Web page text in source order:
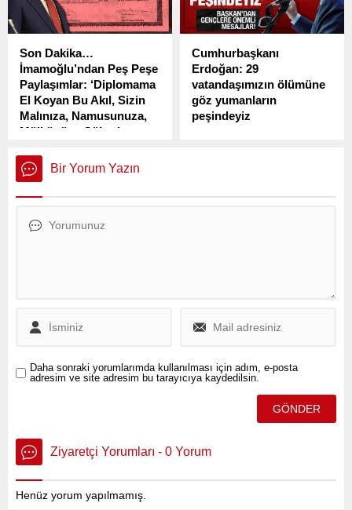
gözaltı uygulamaları,
Türkiye’deki temel haklar ve
tartışma başlattı.
çeken bir adım attı. Lüks
yaşamıyla gündemden
8 lüks aracının, aralarında
Ferrari’nin de bulunduğu
araçların iadesi için
mahkemeye başvurdu.
Son Dakika…
İmamoğlu’ndan Peş Peşe
Paylaşımlar: ‘Diplomama
El Koyan Bu Akıl, Sizin
Malınıza, Namusunuza,
Mülkünüze Çöker’
Belediye (İBB) Başkanı
Ekrem İmamoğlu, dün
başlatılan gözaltı
açılan soruşturmalara ilişkin
Cumhurbaşkanı
Erdoğan: 29
vatandaşımızın ölümüne
göz yumanların
peşindeyiz
"Bu binaya inşaat ruhsatı
Bir Yorum Yazın
Daha sonraki yorumlarımda kullanılması için adım, e-posta
adresim ve site adresim bu tarayıcıya kaydedilsin.
Ziyaretçi Yorumları - 0 Yorum
Henüz yorum yapılmamış.